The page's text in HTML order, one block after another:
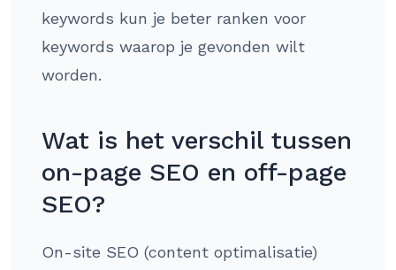
keywords kun je beter ranken voor
keywords waarop je gevonden wilt
worden.
Wat is het verschil tussen
on-page SEO en off-page
SEO?
On-site SEO (content optimalisatie)